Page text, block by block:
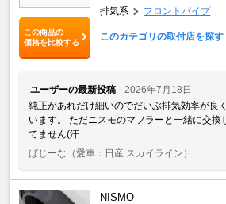
この商品の
価格を比較する
排気系 フロントパイプ
このカテゴリの取付店を探す
ユーザーの最新投稿
2026年7月18日
純正があれだけ細いのでだいぶ排気効率が良
います。 ただニスモのマフラーと一緒に交換
てません(汗
ばじーな （愛車：日産 スカイライン）
NISMO